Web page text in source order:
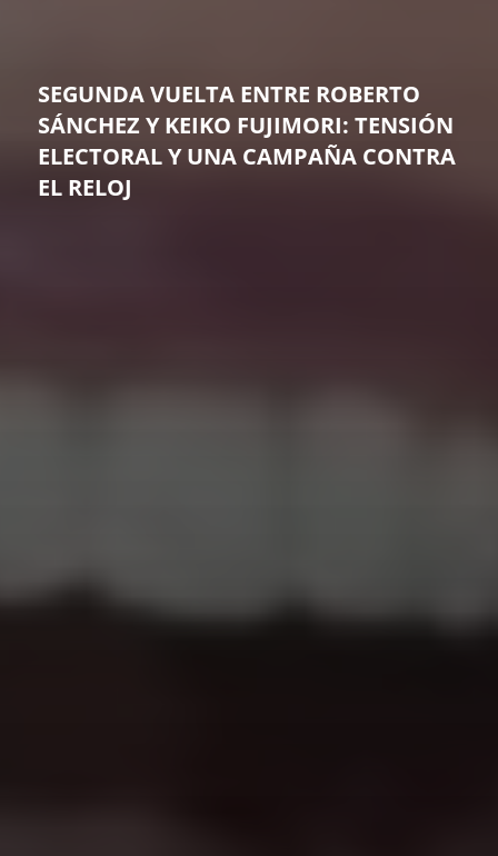
SEGUNDA VUELTA ENTRE ROBERTO
SÁNCHEZ Y KEIKO FUJIMORI: TENSIÓN
ELECTORAL Y UNA CAMPAÑA CONTRA
EL RELOJ